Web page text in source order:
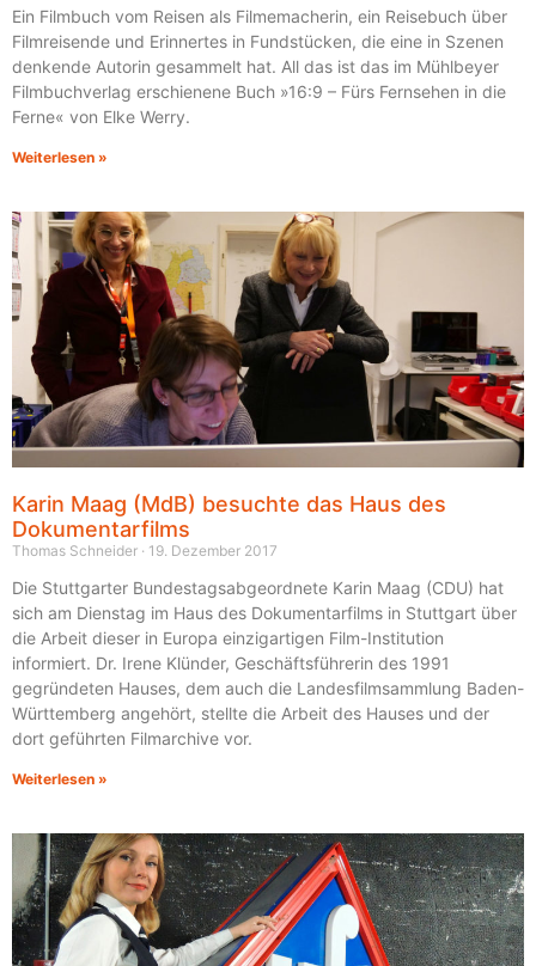
Ein Filmbuch vom Reisen als Filmemacherin, ein Reisebuch über
Filmreisende und Erinnertes in Fundstücken, die eine in Szenen
denkende Autorin gesammelt hat. All das ist das im Mühlbeyer
Filmbuchverlag erschienene Buch »16:9 – Fürs Fernsehen in die
Ferne« von Elke Werry.
Weiterlesen »
Karin Maag (MdB) besuchte das Haus des
Dokumentarfilms
Thomas Schneider 19. Dezember 2017
Die Stuttgarter Bundestagsabgeordnete Karin Maag (CDU) hat
sich am Dienstag im Haus des Dokumentarfilms in Stuttgart über
die Arbeit dieser in Europa einzigartigen Film-Institution
informiert. Dr. Irene Klünder, Geschäftsführerin des 1991
gegründeten Hauses, dem auch die Landesfilmsammlung Baden-
Württemberg angehört, stellte die Arbeit des Hauses und der
dort geführten Filmarchive vor.
Weiterlesen »